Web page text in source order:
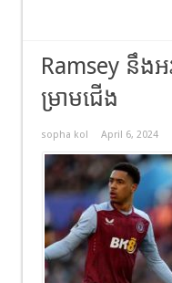
Ramsey នឹង
ម្រាមជើង
sopha kol April 6, 2024